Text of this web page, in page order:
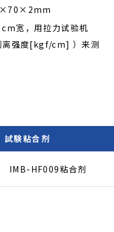
宽，用拉力试验机
离强度[kgf/cm] ）来测
試験粘合剂
IMB-HF009粘合剂